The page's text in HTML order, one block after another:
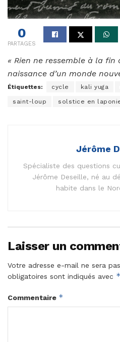
0
PARTAGES
« Rien ne ressemble à la fin
naissance d’un monde
Étiquettes: cycle kali yuga
saint-loup solstice en
Jérôme
Spécialiste des questions
Jérôme Deseille, né au
habite dans le
Laisser un
Votre adresse e-mail ne sera
obligatoires sont indiqués avec *
Commentaire *